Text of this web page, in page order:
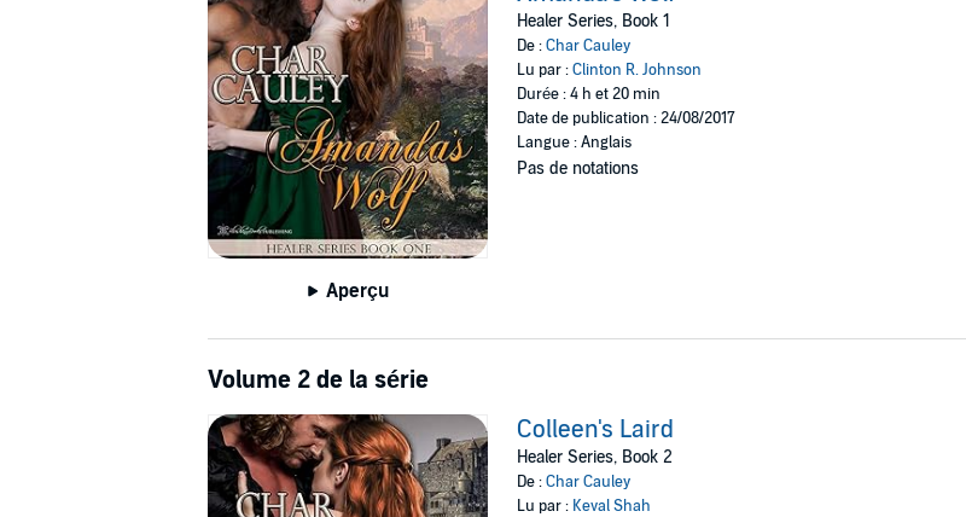
©2017 Blushing Books (P)2017 Blushing Books
Aperçu
Healer Series, Book 1
De :Char Cauley
Lu par :Clinton R. Johnson
Durée : 4 h et 20 min
Date de publication : 24/08/2017
Langue : Anglais
Pas de notations
Volume 2 de la série
Colleen's Laird
Healer Series, Book 2
De :Char Cauley
Lu par : Keval Shah